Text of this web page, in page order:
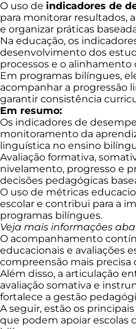
O uso de indicadores de
para monitorar resultados,
e organizar práticas
Na educação, os
desenvolvimento dos
processos e o
Em programas bilíngues,
acompanhar a progressão
garantir consistência
Em resumo:
Os indicadores de
monitoramento da
linguística no ensino
Avaliação formativa,
nivelamento, progresso e
decisões pedagógicas
O uso de métricas
escolar e contribui para a
programas bilíngues.
Veja mais informações
O acompanhamento
educacionais e avaliações
compreensão mais precisa
Além disso, a articulação
avaliação somativa e
fortalece a gestão
A seguir, estão os
que podem apoiar escolas